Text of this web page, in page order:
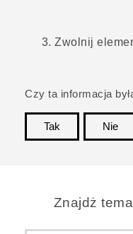
Zwolnij
Czy ta informacja
Tak
Nie
Znajdż